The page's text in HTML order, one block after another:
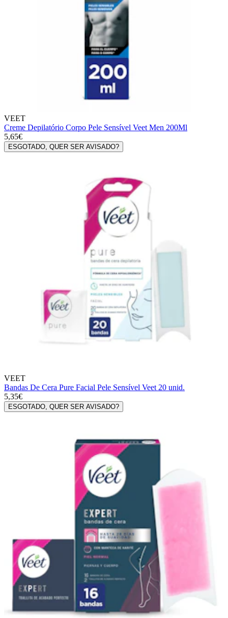
VEET
Creme Depilatório Corpo Pele Sensível Veet Men 200Ml
5,65€
ESGOTADO, QUER SER AVISADO?
VEET
Bandas De Cera Pure Facial Pele Sensível Veet 20 unid.
5,35€
ESGOTADO, QUER SER AVISADO?